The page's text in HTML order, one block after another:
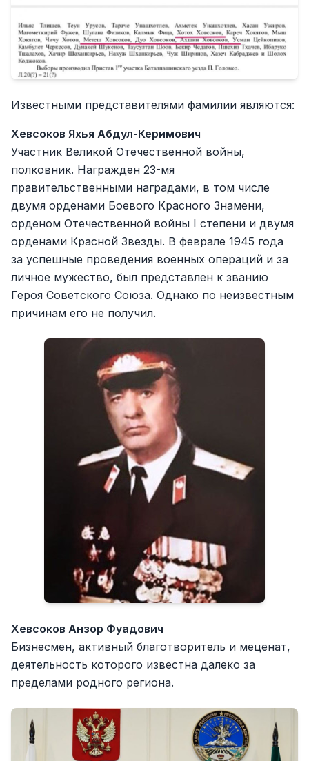
Известными представителями фамилии являются:
Хевсоков Яхья Абдул-Керимович
Участник Великой Отечественной войны,
полковник. Награжден 23-мя
правительственными наградами, в том числе
двумя орденами Боевого Красного Знамени,
орденом Отечественной войны I степени и двумя
орденами Красной Звезды. В феврале 1945 года
за успешные проведения военных операций и за
личное мужество, был представлен к званию
Героя Советского Союза. Однако по неизвестным
причинам его не получил.
Хевсоков Анзор Фуадович
Бизнесмен, активный благотворитель и меценат,
деятельность которого известна далеко за
пределами родного региона.